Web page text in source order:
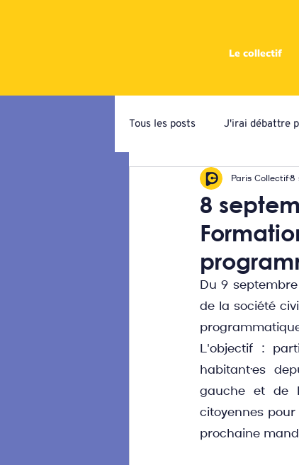
Le collectif
Tous les posts J'irai débattre
Campagne de priorisation
Ateliers programmatiques
8
Paris Collectif8
Du 9
de la société
L'objectif :
habitant·es
gauche et de
citoyennes
prochaine